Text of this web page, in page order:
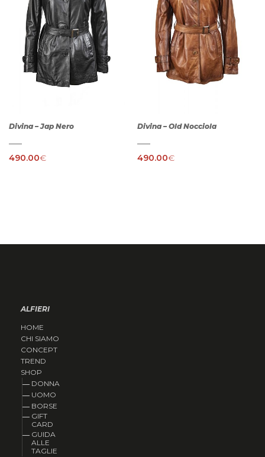
Divina – Jap Nero
490.00€
Divina – Old Nocciola
490.00€
ALFIERI
HOME
CHI SIAMO
CONCEPT
TREND
SHOP
DONNA
UOMO
BORSE
GIFT
CARD
GUIDA
ALLE
TAGLIE